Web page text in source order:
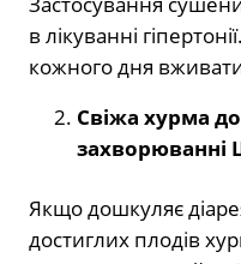
в лікуванні
кожного дня
Свіжа хурма
захворюванні
Якщо дошкуляє
достиглих плодів